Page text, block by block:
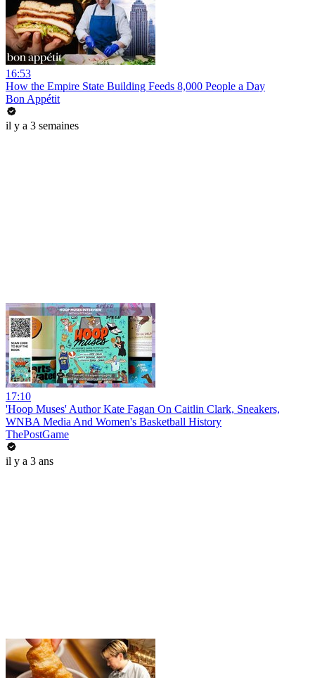
16:53
How the Empire State Building Feeds 8,000 People a Day
Bon Appétit
il y a 3 semaines
17:10
'Hoop Muses' Author Kate Fagan On Caitlin Clark, Sneakers,
WNBA Media And Women's Basketball History
ThePostGame
il y a 3 ans